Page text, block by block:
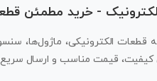
- خرید مطمئن
قطعات الکترونیکی، ماژول‌ها،
قیمت مناسب و ارسال